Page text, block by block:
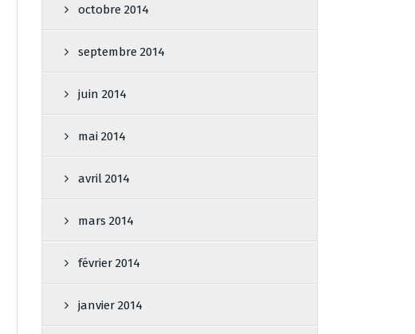
octobre 2014
septembre 2014
juin 2014
mai 2014
avril 2014
mars 2014
février 2014
janvier 2014